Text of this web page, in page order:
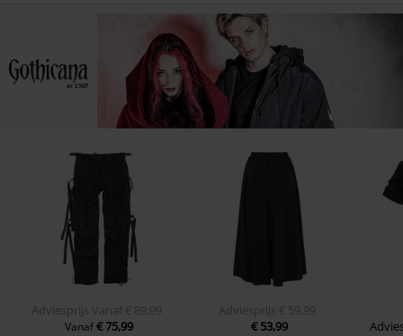
Adviesprijs Vanaf € 89,99
Vanaf€ 75,99
Adviesprijs
€ 59,99
€ 53,99